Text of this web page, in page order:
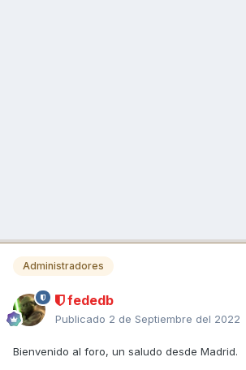
Administradores
fededb
Publicado 2 de Septiembre del 2022
Bienvenido al foro, un saludo desde Madrid.